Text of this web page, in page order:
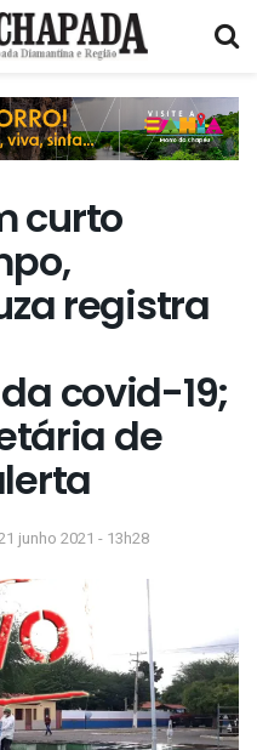
curto
registra
covid-19;
de
junho 2021 - 13h28